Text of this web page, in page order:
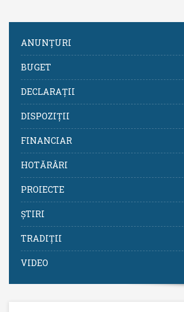
ANUNȚURI
BUGET
DECLARAȚII
DISPOZIȚII
FINANCIAR
HOTĂRÂRI
PROIECTE
ȘTIRI
TRADIȚII
VIDEO